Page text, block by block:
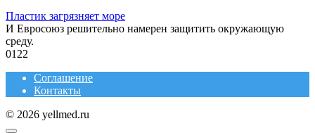
Пластик загрязняет море
И Евросоюз решительно намерен защитить окружающую
среду.
0122
Соглашение
Контакты
© 2026 yellmed.ru